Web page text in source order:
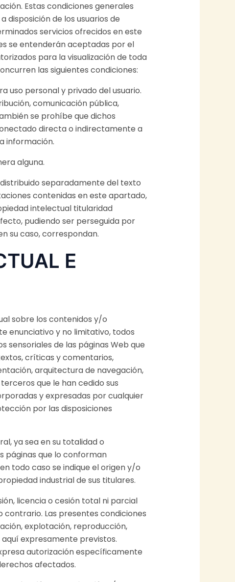
Estas condiciones generales
de los usuarios de
servicios ofrecidos en este
se entenderán aceptadas por el
para la visualización de toda
las siguientes condiciones:
uso personal y privado del usuario.
comunicación pública,
se prohíbe que dichos
directa o indirectamente a
información.
alguna.
separadamente del texto
contenidas en este apartado,
intelectual titularidad
pudiendo ser perseguida por
su caso, correspondan.
E
sobre los contenidos y/o
enunciativo y no limitativo, todos
sensoriales de las páginas Web que
críticas y comentarios,
arquitectura de navegación,
que le han cedido sus
y expresadas por cualquier
por las disposiciones
ya sea en su totalidad o
páginas que lo conforman
todo caso se indique el origen y/o
industrial de sus titulares.
licencia o cesión total ni parcial
Las presentes condiciones
explotación, reproducción,
expresamente previstos.
autorización específicamente
afectados.